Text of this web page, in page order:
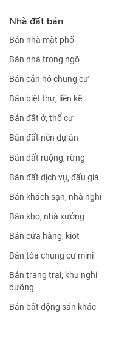
Nhà đất bán
Bán nhà mặt phố
Bán nhà trong ngõ
Bán căn hộ chung cư
Bán biệt thự, liền kề
Bán đất ở, thổ cư
Bán đất nền dự án
Bán đất ruộng, rừng
Bán đất dịch vụ, đấu giá
Bán khách sạn, nhà nghỉ
Bán kho, nhà xưởng
Bán cửa hàng, kiot
Bán tòa chung cư mini
Bán trang trại, khu nghỉ
dưỡng
Bán bất động sản khác